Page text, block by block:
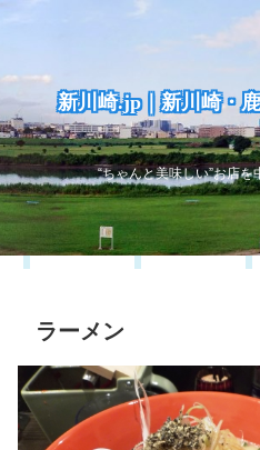
新川崎.jp｜新川崎・
“ちゃんと美味しい”お店
ラーメン